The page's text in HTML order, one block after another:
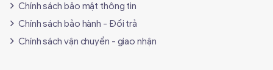
Chính sách bảo mật thông tin
Chính sách bảo hành - Đổi trả
Chính sách vận chuyển - giao nhận